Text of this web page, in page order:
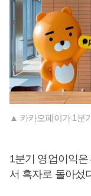
▲ 카카오페이가 1분
1분기 영업이익은
서 흑자로 돌아섰